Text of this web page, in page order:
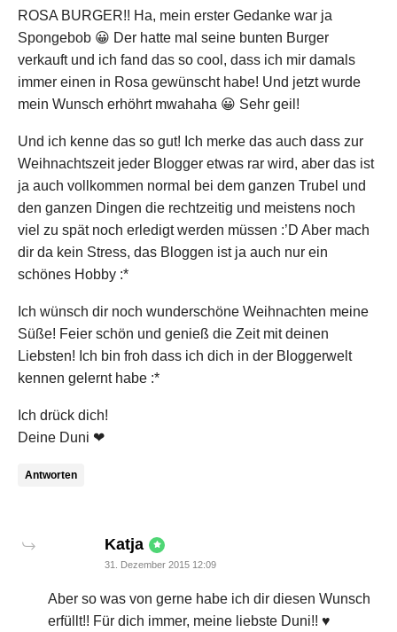
ROSA BURGER!! Ha, mein erster Gedanke war ja
Spongebob 😀 Der hatte mal seine bunten Burger
verkauft und ich fand das so cool, dass ich mir damals
immer einen in Rosa gewünscht habe! Und jetzt wurde
mein Wunsch erhöhrt mwahaha 😀 Sehr geil!
Und ich kenne das so gut! Ich merke das auch dass zur
Weihnachtszeit jeder Blogger etwas rar wird, aber das ist
ja auch vollkommen normal bei dem ganzen Trubel und
den ganzen Dingen die rechtzeitig und meistens noch
viel zu spät noch erledigt werden müssen :’D Aber mach
dir da kein Stress, das Bloggen ist ja auch nur ein
schönes Hobby :*
Ich wünsch dir noch wunderschöne Weihnachten meine
Süße! Feier schön und genieß die Zeit mit deinen
Liebsten! Ich bin froh dass ich dich in der Bloggerwelt
kennen gelernt habe :*
Ich drück dich!
Deine Duni ❤
Antworten
Katja says:
31. Dezember 2015 12:09
Aber so was von gerne habe ich dir diesen Wunsch
erfüllt!! Für dich immer, meine liebste Duni!! ♥